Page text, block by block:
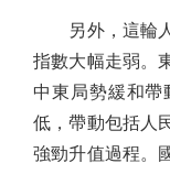
另外，這輪人
指數大幅走弱。
中東局勢緩和帶
低，帶動包括人
強勁升值過程。